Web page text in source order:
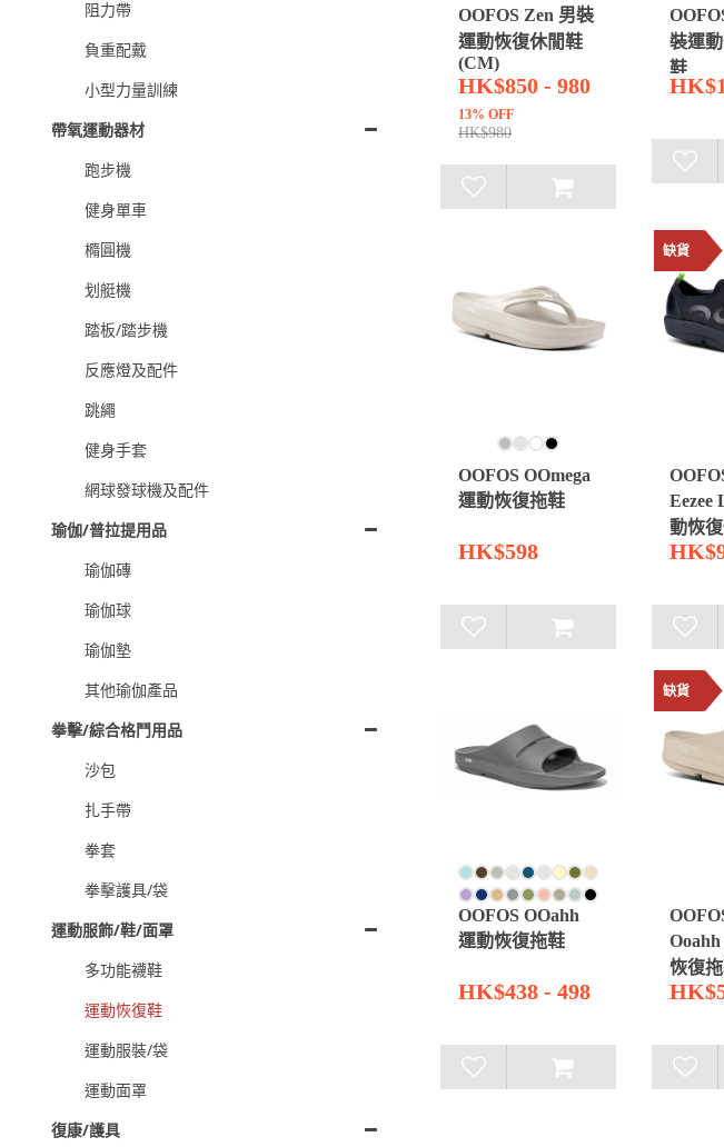
阻力帶
負重配戴
小型力量訓練
帶氧運動器材
跑步機
健身單車
橢圓機
划艇機
踏板/踏步機
反應燈及配件
跳繩
健身手套
網球發球機及配件
瑜伽/普拉提用品
瑜伽磚
瑜伽球
瑜伽墊
其他瑜伽產品
拳擊/綜合格鬥用品
沙包
扎手帶
拳套
拳擊護具/袋
運動服飾/鞋/面罩
多功能襪鞋
運動恢復鞋
運動服裝/袋
運動面罩
復康/護具
OOFOS Zen 男裝
運動恢復休閒鞋
(CM)
HK$850 - 980
13% OFF
HK$980
裝運
鞋
OOFOS OOmega
運動恢復拖鞋
HK$598
缺貨
Eezee
動恢
OOFOS OOahh
運動恢復拖鞋
HK$438 - 498
缺貨
恢復